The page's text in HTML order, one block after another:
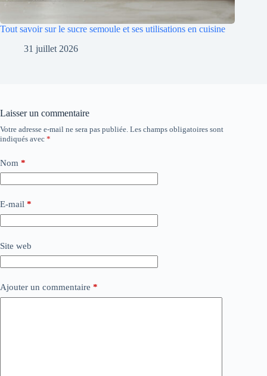
Tout savoir sur le sucre semoule et ses utilisations en cuisine
31 juillet 2026
Laisser un commentaire
Votre adresse e-mail ne sera pas publiée. Les champs obligatoires sont
indiqués avec *
Nom *
E-mail *
Site web
Ajouter un commentaire *